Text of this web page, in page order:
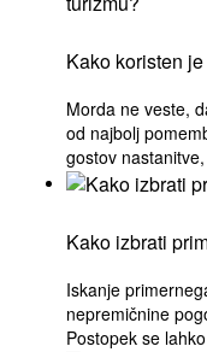
Kako koristen
Morda ne veste,
od najbolj
gostov
Kako izbrati
Iskanje
nepremičnine
Postopek se